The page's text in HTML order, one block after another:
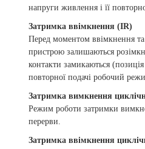
напруги живлення і її
Затримка ввімкнення (IR)
Перед моментом ввімкнення
пристрою залишаються
контакти замикаються
повторної подачі робочий
Затримка вимкнення
Режим роботи затримки
перерви.
Затримка ввімкнення